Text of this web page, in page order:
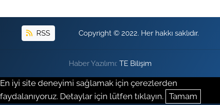
RSS Copyright © 2022. Her hakkı saklıdır.
Haber Yazılımı: TE Bilişim
En iyi site deneyimi sağlamak için çerezlerden
faydalanıyoruz. Detaylar için lütfen tıklayın. Tamam